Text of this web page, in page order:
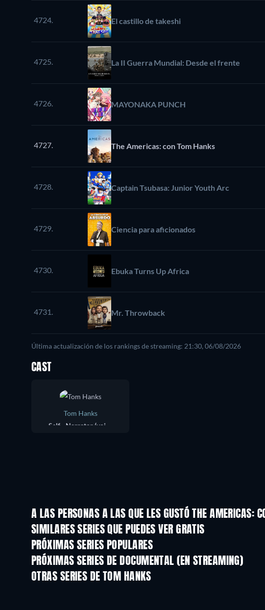
4724. El castillo de takeshi
4725. La II Guerra Mundial: Desde el frente
4726. MAYONAKA PUNCH
4727. The Americas: con Tom Hanks
4728. Captain Tsubasa: Junior Youth Arc
4729. Ciencia para aficionados
4730. Ebuka Turns Up Africa
4731. Mr. Throwback
Última actualización de los rankings de streaming: 21:30, 06/08/2026
CAST
Tom Hanks
A LAS PERSONAS A LAS QUE LES GUSTÓ THE AMERICAS:
TV TV
SIMILARES SERIES QUE PUEDES VER GRATIS
PRÓXIMAS SERIES POPULARES
TV
PRÓXIMAS SERIES DE DOCUMENTAL (EN STREAMING)
Temporada 1 Temporada 12
OTRAS SERIES DE TOM HANKS
TV